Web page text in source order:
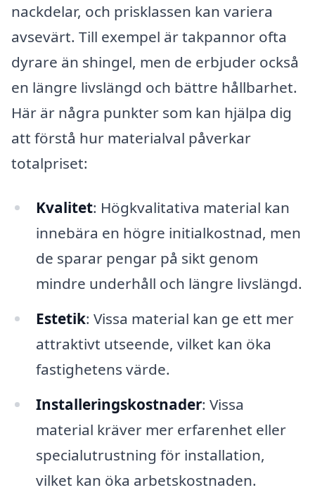
nackdelar, och prisklassen kan variera
avsevärt. Till exempel är takpannor ofta
dyrare än shingel, men de erbjuder också
en längre livslängd och bättre hållbarhet.
Här är några punkter som kan hjälpa dig
att förstå hur materialval påverkar
totalpriset:
Kvalitet: Högkvalitativa material kan
innebära en högre initialkostnad, men
de sparar pengar på sikt genom
mindre underhåll och längre livslängd.
Estetik: Vissa material kan ge ett mer
attraktivt utseende, vilket kan öka
fastighetens värde.
Installeringskostnader: Vissa
material kräver mer erfarenhet eller
specialutrustning för installation,
vilket kan öka arbetskostnaden.